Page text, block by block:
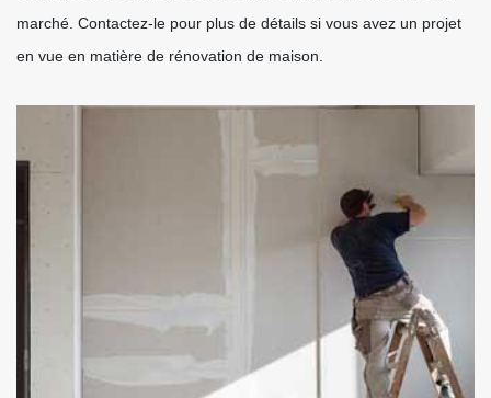
marché. Contactez-le pour plus de détails si vous avez un projet
en vue en matière de rénovation de maison.